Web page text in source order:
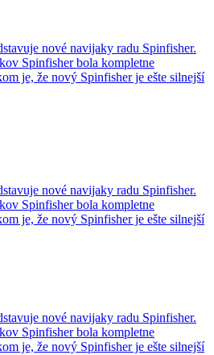
nové navijaky radu Spinfisher.
Spinfisher bola kompletne
je, že nový Spinfisher je ešte silnejší
nové navijaky radu Spinfisher.
Spinfisher bola kompletne
je, že nový Spinfisher je ešte silnejší
nové navijaky radu Spinfisher.
Spinfisher bola kompletne
je, že nový Spinfisher je ešte silnejší